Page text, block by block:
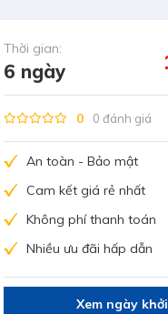
tour trong nước
CSKH
Thời gian:
6 ngày
0 0 đánh giá
An toàn - Bảo mật
Cam kết giá rẻ nhất
Không phí thanh toán
Nhiều ưu đãi hấp dẫn
Xem ngày